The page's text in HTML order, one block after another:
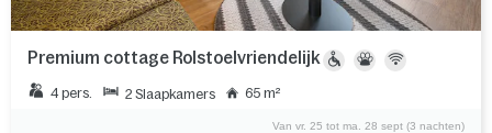
Premium cottage Rolstoelvriendelijk
4 pers. 2 Slaapkamers 65 m²
Van vr. 25 tot ma. 28 sept (3 nachten)